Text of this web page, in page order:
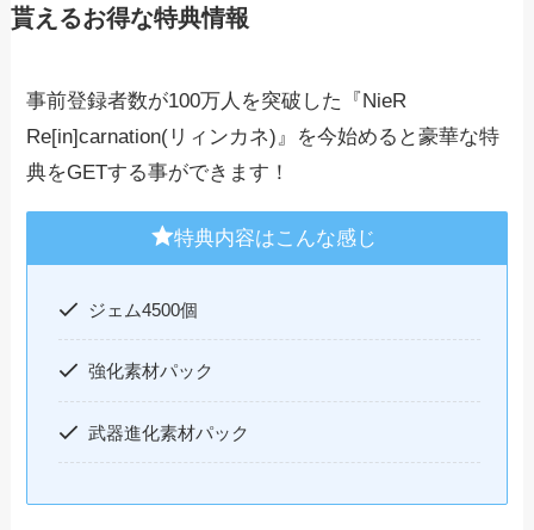
貰えるお得な特典情報
事前登録者数が100万人を突破した『NieR
Re[in]carnation(リィンカネ)』を今始めると豪華な特
典をGETする事ができます！
特典内容はこんな感じ
ジェム4500個
強化素材パック
武器進化素材パック